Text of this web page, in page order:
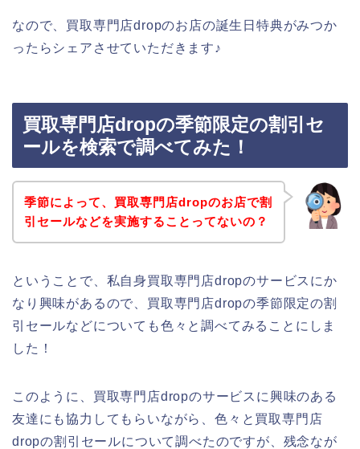
なので、買取専門店dropのお店の誕生日特典がみつか
ったらシェアさせていただきます♪
買取専門店dropの季節限定の割引セ
ールを検索で調べてみた！
季節によって、買取専門店dropのお店で割
引セールなどを実施することってないの？
ということで、私自身買取専門店dropのサービスにか
なり興味があるので、買取専門店dropの季節限定の割
引セールなどについても色々と調べてみることにしま
した！
このように、買取専門店dropのサービスに興味のある
友達にも協力してもらいながら、色々と買取専門店
dropの割引セールについて調べたのですが、残念なが